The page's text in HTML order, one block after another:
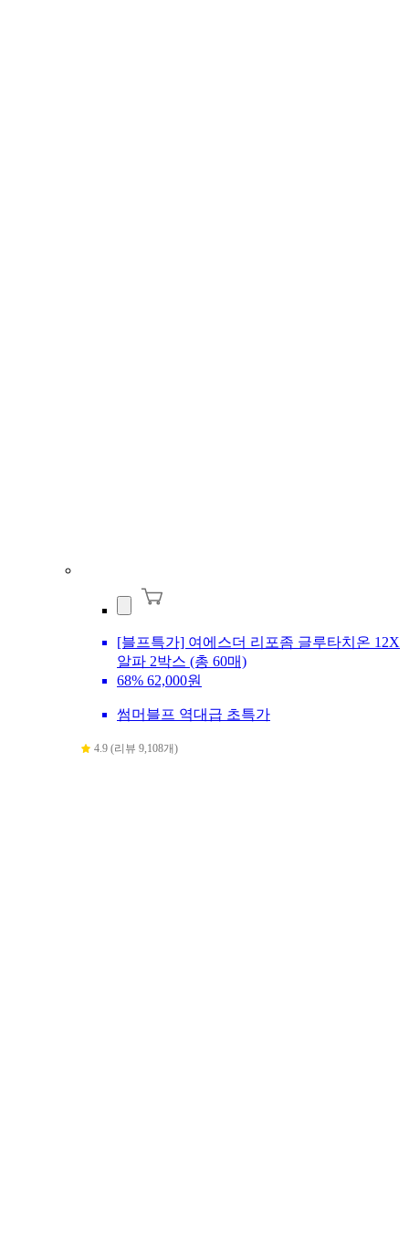
[블프특가] 여에스더 리포좀 글루타치온 12X
알파 2박스 (총 60매)
68% 62,000원
썸머블프 역대급 초특가
4.9 (리뷰 9,108개)